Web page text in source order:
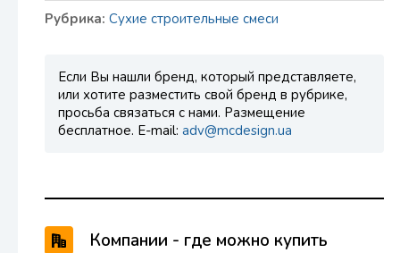
Рубрика: Сухие строительные смеси
Если Вы нашли бренд, который представляете,
или хотите разместить свой бренд в рубрике,
просьба связаться с нами. Размещение
бесплатное. E-mail: adv@mcdesign.ua
Компании - где можно купить